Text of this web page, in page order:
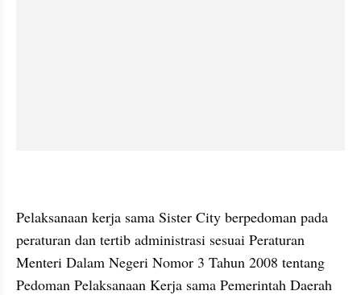
Pelaksanaan kerja sama Sister City berpedoman pada
peraturan dan tertib administrasi sesuai Peraturan
Menteri Dalam Negeri Nomor 3 Tahun 2008 tentang
Pedoman Pelaksanaan Kerja sama Pemerintah Daerah